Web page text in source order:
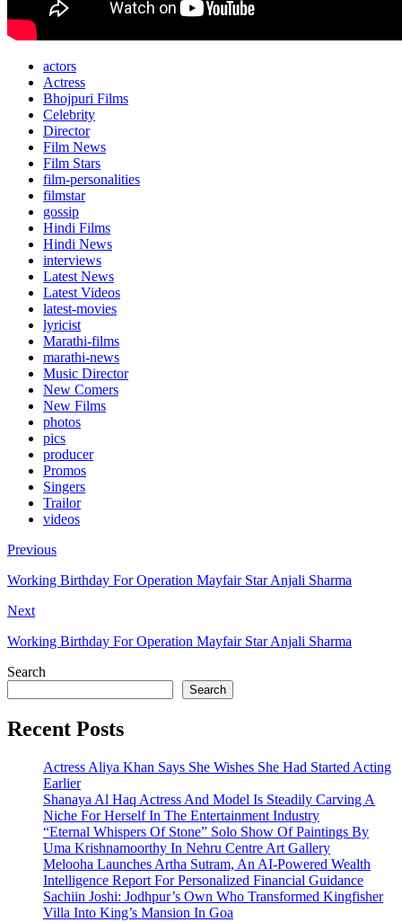
actors
Actress
Bhojpuri Films
Celebrity
Director
Film News
Film Stars
film-personalities
filmstar
gossip
Hindi Films
Hindi News
interviews
Latest News
Latest Videos
latest-movies
lyricist
Marathi-films
marathi-news
Music Director
New Comers
New Films
photos
pics
producer
Promos
Singers
Trailor
videos
Previous
Working Birthday For Operation Mayfair Star Anjali Sharma
Next
Working Birthday For Operation Mayfair Star Anjali Sharma
Search
Search
Recent Posts
Actress Aliya Khan Says She Wishes She Had Started Acting
Earlier
Shanaya Al Haq Actress And Model Is Steadily Carving A
Niche For Herself In The Entertainment Industry
“Eternal Whispers Of Stone” Solo Show Of Paintings By
Uma Krishnamoorthy In Nehru Centre Art Gallery
Melooha Launches Artha Sutram, An AI-Powered Wealth
Intelligence Report For Personalized Financial Guidance
Sachiin Joshi: Jodhpur’s Own Who Transformed Kingfisher
Villa Into King’s Mansion In Goa